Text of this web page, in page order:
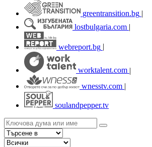
greentransition.bg |
lostbulgaria.com |
webreport.bg
worktalent.com |
wnesstv.com |
soulandpepper.tv